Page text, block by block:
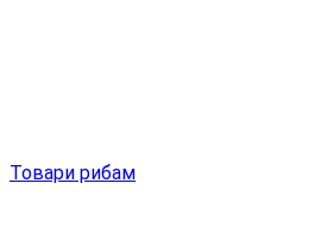
Товари рибам